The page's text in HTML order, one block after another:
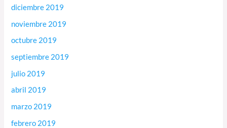
diciembre 2019
noviembre 2019
octubre 2019
septiembre 2019
julio 2019
abril 2019
marzo 2019
febrero 2019